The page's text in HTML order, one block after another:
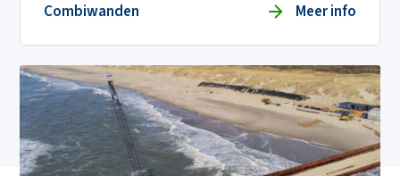
Combiwanden Meer info